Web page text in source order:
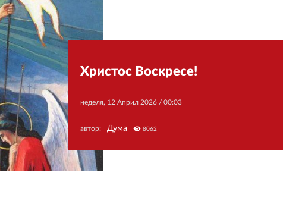
Христос Воскресе!
неделя, 12 Април 2026 / 00:03
автор: Дума visibility8062